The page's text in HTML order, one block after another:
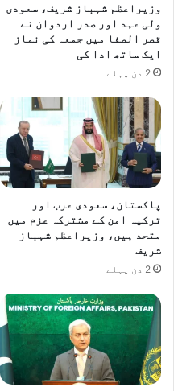
وزیراعظم شہباز شریف، سعودی
ولی عہد اور صدر اردوان نے
قصر الصفا میں جمعہ کی نماز
ایک ساتھ ادا کی
2 دن پہلے
پاکستان، سعودی عرب اور
ترکیہ امن کے مشترکہ عزم میں
متحد ہیں، وزیراعظم شہباز
شریف
2 دن پہلے